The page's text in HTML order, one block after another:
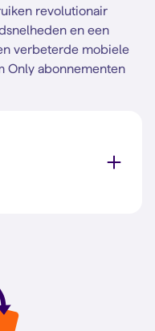
revolutionair
en een
verbeterde mobiele
Only abonnementen